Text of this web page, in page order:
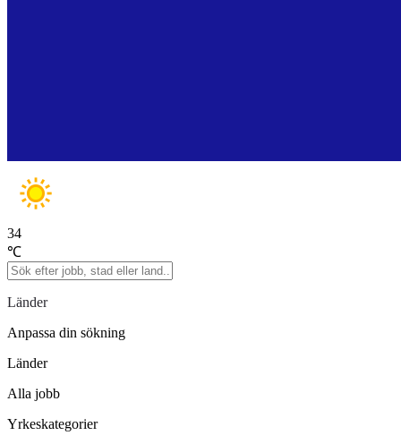
34
℃
Länder
Anpassa din sökning
Länder
Alla jobb
Yrkeskategorier